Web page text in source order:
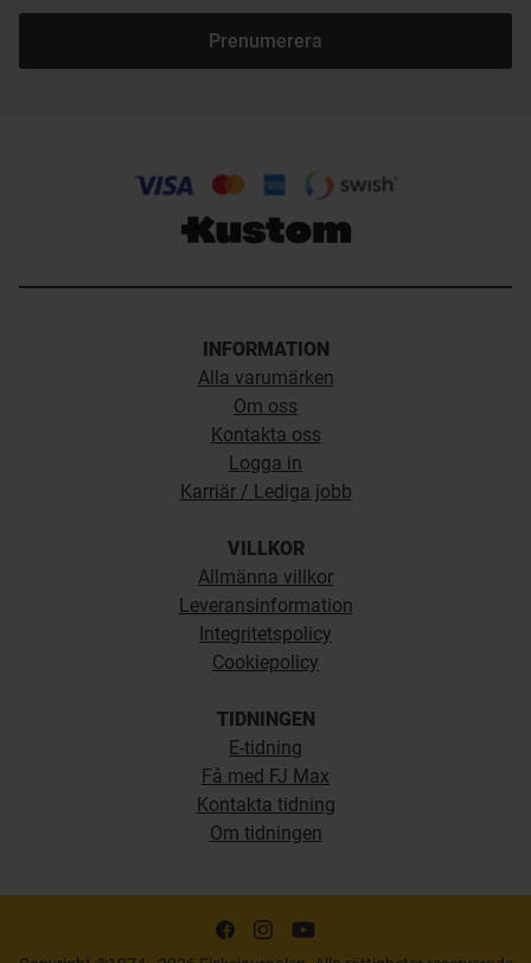
Prenumerera
INFORMATION
Alla varumärken
Om oss
Kontakta oss
Logga in
Karriär / Lediga jobb
VILLKOR
Allmänna villkor
Leveransinformation
Integritetspolicy
Cookiepolicy
TIDNINGEN
E-tidning
Få med FJ Max
Kontakta tidning
Om tidningen